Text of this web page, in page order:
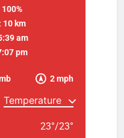
2 mph
100%
10 km
am
pm
23°/23°